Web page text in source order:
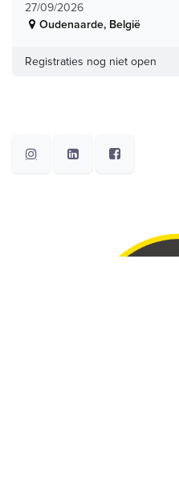
27/09/2026
Oudenaarde, België
Registraties nog niet open